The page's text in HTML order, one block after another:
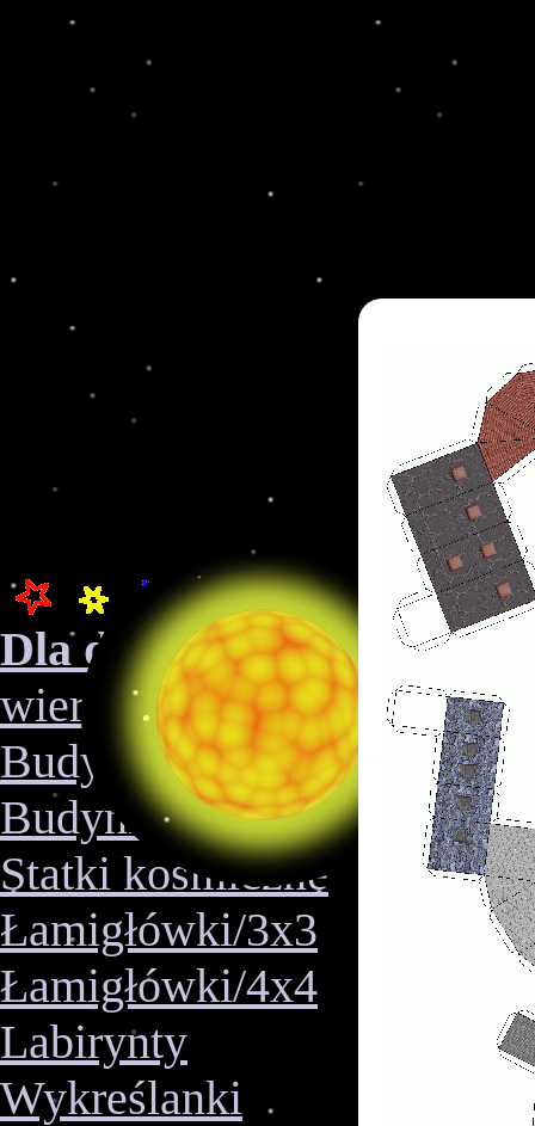
Dla dzieci
wierszyki
Budynki (bez tekstur)
Budynki (tekstury)
Statki kosmiczne
Łamigłówki/3x3
Łamigłówki/4x4
Labirynty
Wykreślanki